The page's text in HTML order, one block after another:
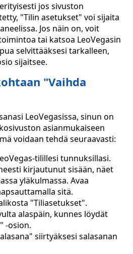
jos sivuston
"Tilin asetukset" voi sijaita
Jos näin on, voit
tai katsoa LeoVegasin
selvittääksesi tarkalleen,
sijaitsee.
"Vaihda
LeoVegasissa, sinun on
asianmukaiseen
voidaan tehdä seuraavasti:
tilillesi tunnuksillasi.
kirjautunut sisään, näet
yläkulmassa. Avaa
sitä.
"Tiliasetukset".
alaspäin, kunnes löydät
-osion.
siirtyäksesi salasanan